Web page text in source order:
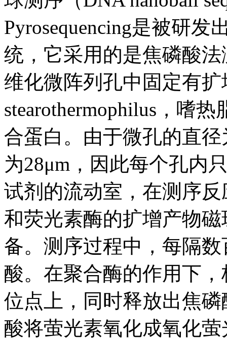
Pyrosequencing是被研
统，它采用的是焦磷酸
维化微阵列孔中固定有
stearothermophilus，嗜
合蛋白。由于微孔的直
为28μm，因此每个孔内
试剂的流动室，在测序
和荧光素酶的扩增产物
备。测序过程中，每隔
酸。在聚合酶的作用下
位点上，同时释放出焦
酸将萤光素氧化成氧化